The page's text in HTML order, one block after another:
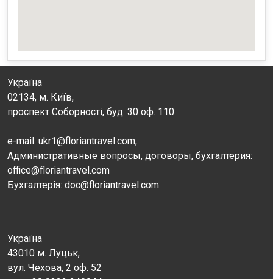
Україна
02134, м. Київ,
проспект Соборності, буд. 30 оф. 110
e-mail: ukr1@floriantravel.com;
Административные вопросы, договоры, бухгалтерия:
office@floriantravel.com
Бухгалтерія: doc@floriantravel.com
Україна
43010 м. Луцьк,
вул. Чехова, 2 оф. 52